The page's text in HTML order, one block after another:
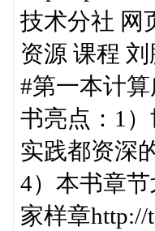
技术分社 网
资源 课程
#第一本计
书亮点：1
实践都资深
4）本书章
家样章http://